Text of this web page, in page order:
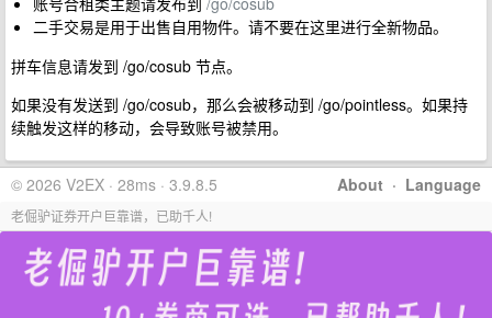
二手交易是用于出售自用物件。请不要在这里进行全新物品。
拼车信息请发到 /go/cosub 节点。
如果没有发送到 /go/cosub，那么会被移动到 /go/pointless。如果持
续触发这样的移动，会导致账号被禁用。
About · Language
© 2026 V2EX · 28ms · 3.9.8.5
老倔驴证券开户巨靠谱，已助千人!